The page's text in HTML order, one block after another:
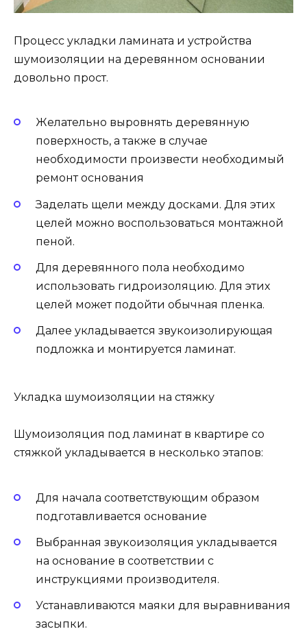
Процесс укладки ламината и устройства
шумоизоляции на деревянном основании
довольно прост.
Желательно выровнять деревянную
поверхность, а также в случае
необходимости произвести необходимый
ремонт основания
Заделать щели между досками. Для этих
целей можно воспользоваться монтажной
пеной.
Для деревянного пола необходимо
использовать гидроизоляцию. Для этих
целей может подойти обычная пленка.
Далее укладывается звукоизолирующая
подложка и монтируется ламинат.
Укладка шумоизоляции на стяжку
Шумоизоляция под ламинат в квартире со
стяжкой укладывается в несколько этапов:
Для начала соответствующим образом
подготавливается основание
Выбранная звукоизоляция укладывается
на основание в соответствии с
инструкциями производителя.
Устанавливаются маяки для выравнивания
засыпки.